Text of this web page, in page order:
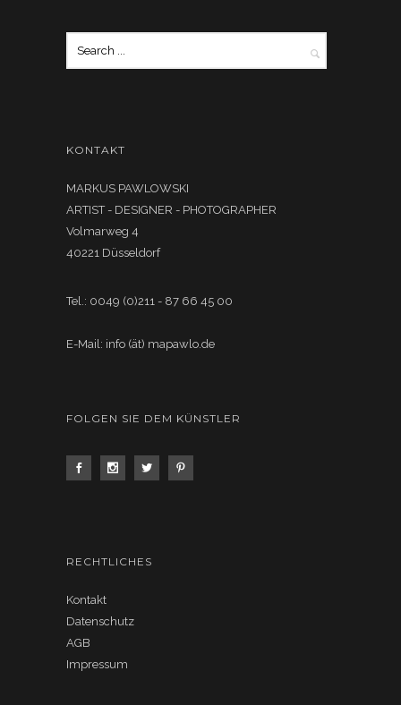
KONTAKT
MARKUS PAWLOWSKI
ARTIST - DESIGNER - PHOTOGRAPHER
Volmarweg 4
40221 Düsseldorf
Tel.: 0049 (0)211 - 87 66 45 00
E-Mail: info (ät) mapawlo.de
FOLGEN SIE DEM KÜNSTLER
RECHTLICHES
Kontakt
Datenschutz
AGB
Impressum